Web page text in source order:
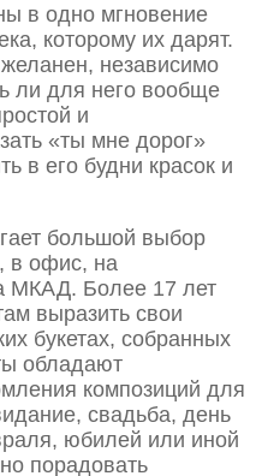
в одно мгновение
которому их дарят.
независимо
ли для него вообще
и
«ты мне дорог»
в его будни красок и
большой выбор
в офис, на
МКАД. Более 17 лет
выразить свои
букетах, собранных
обладают
композиций для
свадьба, день
юбилей или иной
порадовать